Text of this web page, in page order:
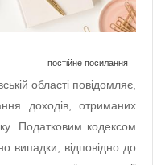
постійне посилання
області повідомляє,
доходів, отриманих
Податковим кодексом
випадки, відповідно до